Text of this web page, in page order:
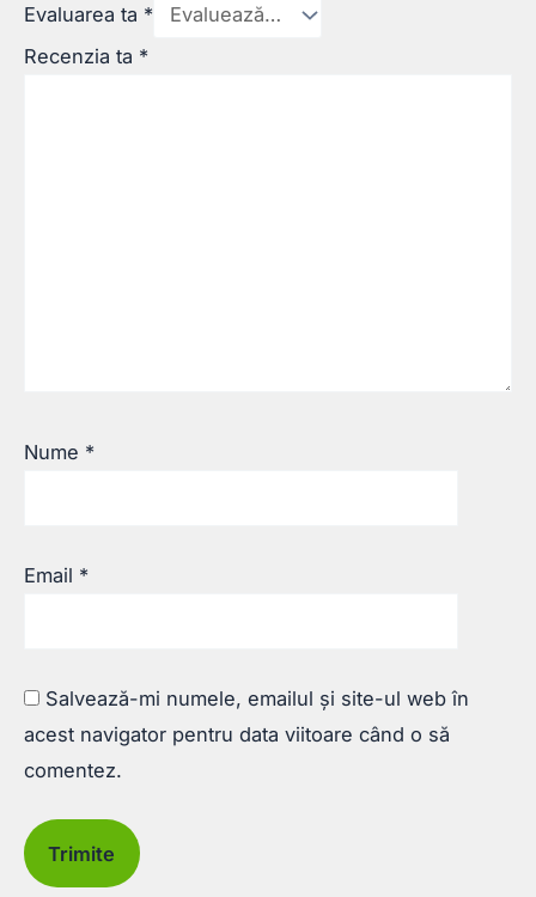
Evaluarea ta *
Recenzia ta *
Nume *
Email *
Salvează-mi numele, emailul și site-ul web în
acest navigator pentru data viitoare când o să
comentez.